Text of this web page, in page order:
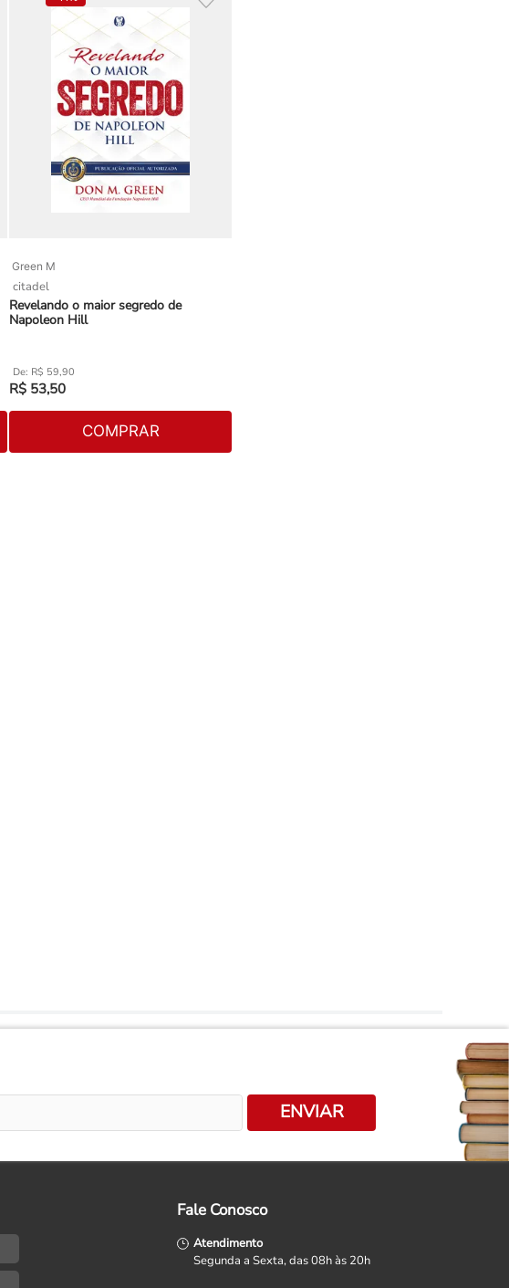
Green M
citadel
Revelando o maior segredo de
Napoleon Hill
R$ 59,90
R$ 53,50
COMPRAR
ENVIAR
Fale Conosco
Atendimento
Segunda a Sexta, das 08h às 20h